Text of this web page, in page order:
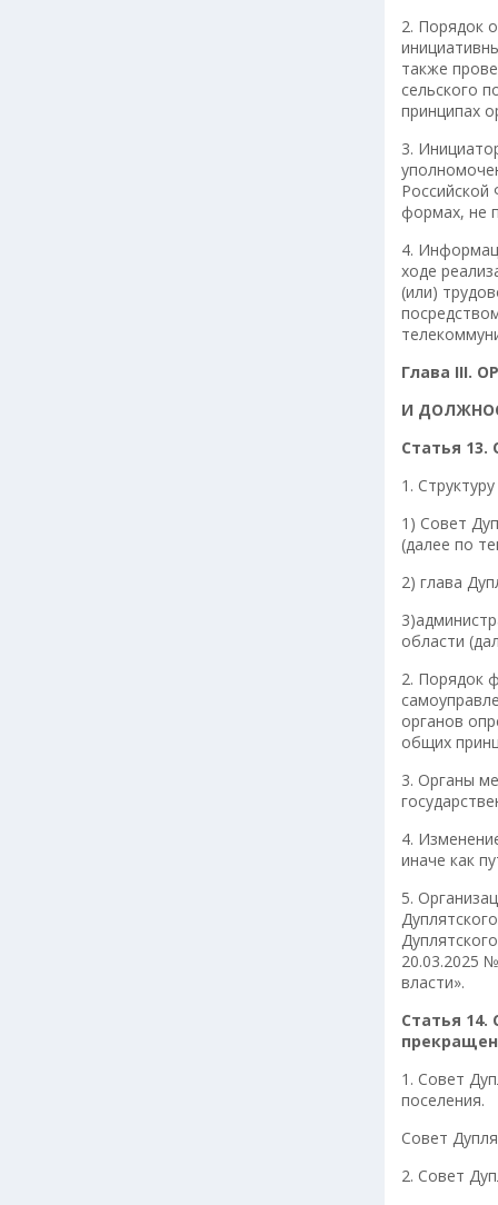
2. Порядок
также
сельского
принципах
3.
Российской
формах, не
4.
ходе
(или)
Глава III.
И
Статья 13.
1.
1) Совет
(далее по
2) глава
области
2. Порядок
органов
общих
3. Органы
4.
иначе как
5.
20.03.2025
власти».
Статья 14.
1. Совет
поселения.
Совет
2. Совет